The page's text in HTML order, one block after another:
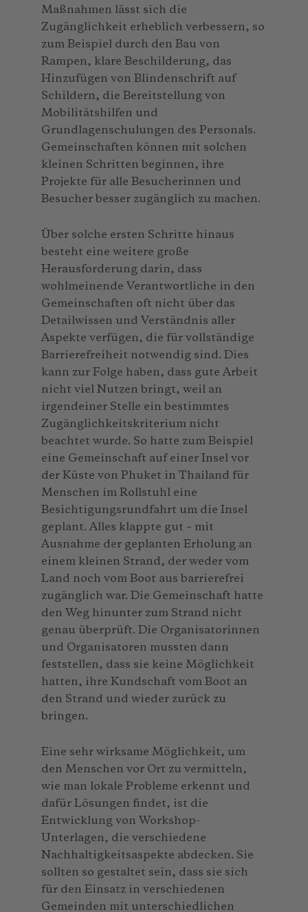
Maßnahmen lässt sich die
Zugänglichkeit erheblich verbessern, so
zum Beispiel durch den Bau von
Rampen, klare Beschilderung, das
Hinzufügen von Blindenschrift auf
Schildern, die Bereitstellung von
Mobilitätshilfen und
Grundlagenschulungen des Personals.
Gemeinschaften können mit solchen
kleinen Schritten beginnen, ihre
Projekte für alle Besucherinnen und
Besucher besser zugänglich zu machen.
Über solche ersten Schritte hinaus
besteht eine weitere große
Herausforderung darin, dass
wohlmeinende Verantwortliche in den
Gemeinschaften oft nicht über das
Detailwissen und Verständnis aller
Aspekte verfügen, die für vollständige
Barrierefreiheit notwendig sind. Dies
kann zur Folge haben, dass gute Arbeit
nicht viel Nutzen bringt, weil an
irgendeiner Stelle ein bestimmtes
Zugänglichkeitskriterium nicht
beachtet wurde. So hatte zum Beispiel
eine Gemeinschaft auf einer Insel vor
der Küste von Phuket in Thailand für
Menschen im Rollstuhl eine
Besichtigungsrundfahrt um die Insel
geplant. Alles klappte gut – mit
Ausnahme der geplanten Erholung an
einem kleinen Strand, der weder vom
Land noch vom Boot aus barrierefrei
zugänglich war. Die Gemeinschaft hatte
den Weg hinunter zum Strand nicht
genau überprüft. Die Organisatorinnen
und Organisatoren mussten dann
feststellen, dass sie keine Möglichkeit
hatten, ihre Kundschaft vom Boot an
den Strand und wieder zurück zu
bringen.
Eine sehr wirksame Möglichkeit, um
den Menschen vor Ort zu vermitteln,
wie man lokale Probleme erkennt und
dafür Lösungen findet, ist die
Entwicklung von Workshop-
Unterlagen, die verschiedene
Nachhaltigkeitsaspekte abdecken. Sie
sollten so gestaltet sein, dass sie sich
für den Einsatz in verschiedenen
Gemeinden mit unterschiedlichen